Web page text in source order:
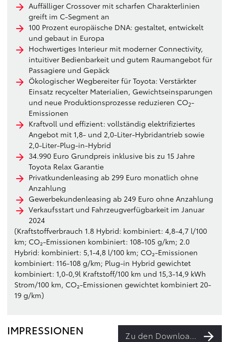
Auffälliger Crossover mit scharfen Charakterlinien
greift im C-Segment an
100 Prozent europäische DNA: gestaltet, entwickelt
und gebaut in Europa
Hochwertiges Interieur mit moderner Connectivity,
intuitiver Bedienbarkeit und gutem Raumangebot für
Passagiere und Gepäck
Ökologischer Wegbereiter für Toyota: Verstärkter
Einsatz recycelter Materialien, Gewichtseinsparungen
und neue Produktionsprozesse reduzieren CO2-
Emissionen
Kraftvoll und effizient: vollständig elektrifiziertes
Angebot mit 1,8- und 2,0-Liter-Hybridantrieb sowie
2,0-Liter-Plug-in-Hybrid
34.990 Euro Grundpreis inklusive bis zu 15 Jahre
Toyota Relax Garantie
Privatkundenleasing ab 299 Euro monatlich ohne
Anzahlung
Gewerbekundenleasing ab 249 Euro ohne Anzahlung
Verkaufsstart und Fahrzeugverfügbarkeit im Januar
2024
(Kraftstoffverbrauch 1.8 Hybrid: kombiniert: 4,8-4,7 l/100
km; CO₂-Emissionen kombiniert: 108-105 g/km; 2.0
Hybrid: kombiniert: 5,1-4,8 l/100 km; CO₂-Emissionen
kombiniert: 116-108 g/km; Plug-in Hybrid gewichtet
kombiniert: 1,0-0,9l Kraftstoff/100 km und 15,3-14,9 kWh
Strom/100 km, CO₂-Emissionen gewichtet kombiniert 20-
19 g/km)
IMPRESSIONEN Zu den Downloads